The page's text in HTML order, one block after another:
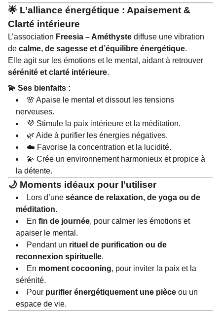
🌟 L’alliance énergétique : Apaisement &
Clarté intérieure
L’association Freesia – Améthyste diffuse une vibration
de calme, de sagesse et d’équilibre énergétique.
Elle agit sur les émotions et le mental, aidant à retrouver
sérénité et clarté intérieure.
💫 Ses bienfaits :
🌸 Apaise le mental et dissout les tensions
nerveuses.
💜 Stimule la paix intérieure et la méditation.
🌿 Aide à purifier les énergies négatives.
☁️ Favorise la concentration et la lucidité.
💫 Crée un environnement harmonieux et propice à
la détente.
🌙 Moments idéaux pour l’utiliser
Lors d’une séance de relaxation, de yoga ou de
méditation.
En fin de journée, pour calmer les émotions et
apaiser le mental.
Pendant un rituel de purification ou de
reconnexion spirituelle.
En moment cocooning, pour inviter la paix et la
sérénité.
Pour purifier énergétiquement une pièce ou un
espace de vie.